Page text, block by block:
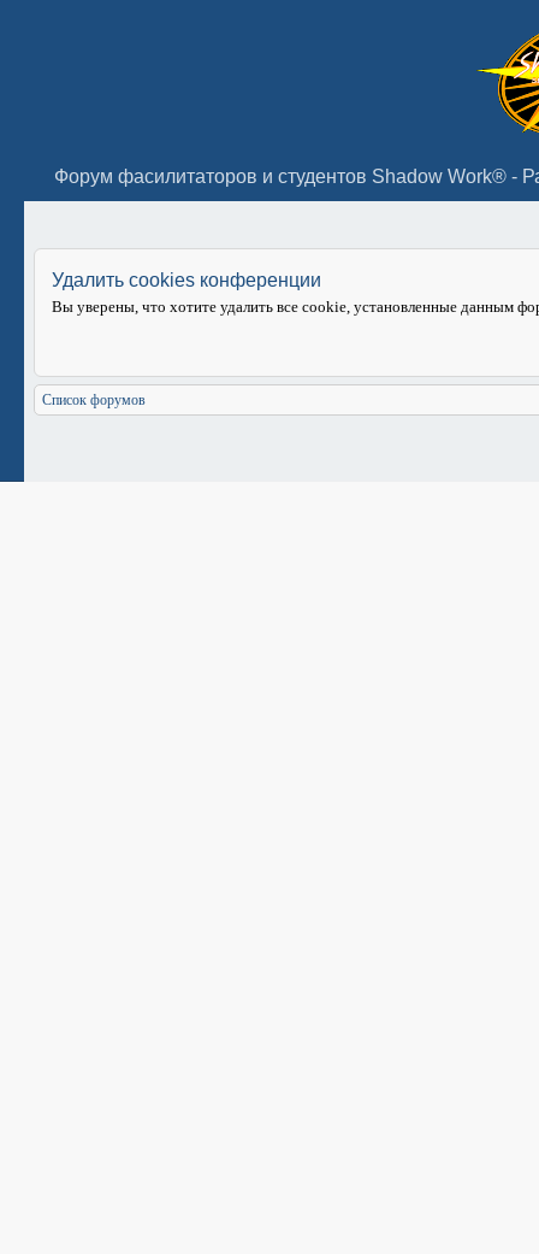
Удалить cookies конференции
Вы уверены, что хотите удалить все cookie, установленные данным
Список форумов